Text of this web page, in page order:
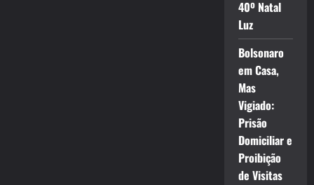
40º Natal
Luz
Bolsonaro
em Casa,
Mas
Vigiado:
Prisão
Domiciliar e
Proibição
de Visitas